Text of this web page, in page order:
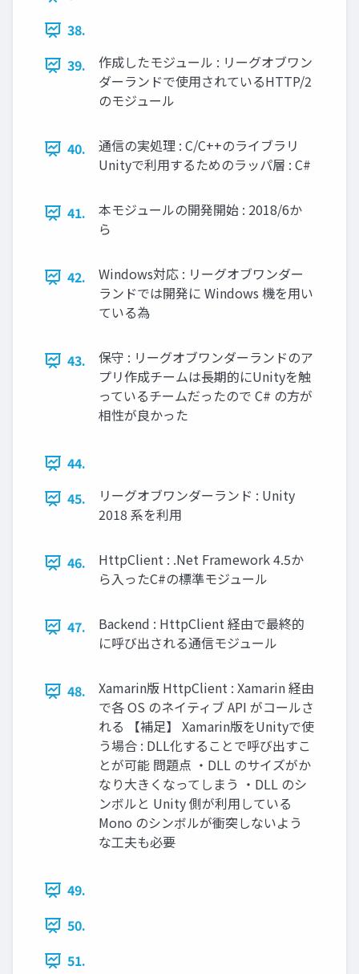
38.
39.
作成したモジュール : リーグオブワン
ダーランドで使用されているHTTP/2
のモジュール
40.
通信の実処理 : C/C++のライブラリ
Unityで利用するためのラッパ層 : C#
41.
本モジュールの開発開始 : 2018/6か
ら
42.
Windows対応 : リーグオブワンダー
ランドでは開発に Windows 機を用い
ている為
43.
保守 : リーグオブワンダーランドのア
プリ作成チームは長期的にUnityを触
っているチームだったので C# の方が
相性が良かった
44.
45.
リーグオブワンダーランド : Unity
2018 系を利用
46.
HttpClient : .Net Framework 4.5か
ら入ったC#の標準モジュール
47.
Backend : HttpClient 経由で最終的
に呼び出される通信モジュール
48.
Xamarin版 HttpClient : Xamarin 経由
で各 OS のネイティブ API がコールさ
れる 【補足】 Xamarin版をUnityで使
う場合 : DLL化することで呼び出すこ
とが可能 問題点 ・DLL のサイズがか
なり大きくなってしまう ・DLL のシ
ンボルと Unity 側が利用している
Mono のシンボルが衝突しないよう
な工夫も必要
49.
50.
51.